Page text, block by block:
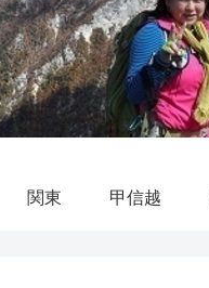
関東 甲信越